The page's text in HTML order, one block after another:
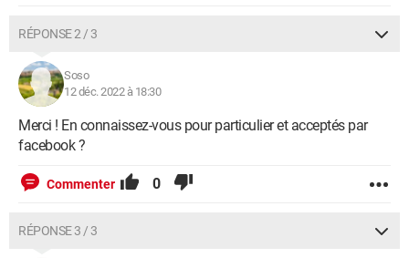
RÉPONSE 2 / 3
Soso
12 déc. 2022 à 18:30
Merci ! En connaissez-vous pour particulier et acceptés par
facebook ?
Commenter 0
RÉPONSE 3 / 3